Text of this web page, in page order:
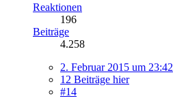
Reaktionen
196
Beiträge
4.258
2. Februar 2015 um 23:42
12 Beiträge hier
#14